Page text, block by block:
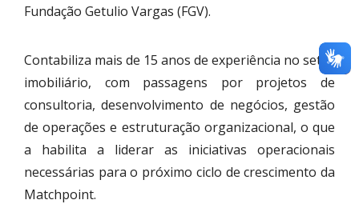
Fundação Getulio Vargas (FGV).
Contabiliza mais de 15 anos de experiência no setor
imobiliário, com passagens por projetos de
consultoria, desenvolvimento de negócios, gestão
de operações e estruturação organizacional, o que
a habilita a liderar as iniciativas operacionais
necessárias para o próximo ciclo de crescimento da
Matchpoint.